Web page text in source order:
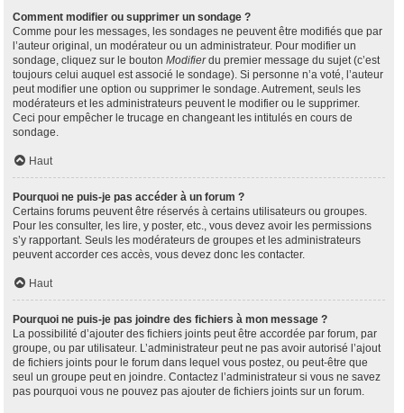
Comment modifier ou supprimer un sondage ?
Comme pour les messages, les sondages ne peuvent être modifiés que par
l’auteur original, un modérateur ou un administrateur. Pour modifier un
sondage, cliquez sur le bouton Modifierdu premier message du sujet (c’est
toujours celui auquel est associé le sondage). Si personne n’a voté, l’auteur
peut modifier une option ou supprimer le sondage. Autrement, seuls les
modérateurs et les administrateurs peuvent le modifier ou le supprimer.
Ceci pour empêcher le trucage en changeant les intitulés en cours de
sondage.
Haut
Pourquoi ne puis-je pas accéder à un forum ?
Certains forums peuvent être réservés à certains utilisateurs ou groupes.
Pour les consulter, les lire, y poster, etc., vous devez avoir les permissions
s’y rapportant. Seuls les modérateurs de groupes et les administrateurs
peuvent accorder ces accès, vous devez donc les contacter.
Haut
Pourquoi ne puis-je pas joindre des fichiers à mon message ?
La possibilité d’ajouter des fichiers joints peut être accordée par forum, par
groupe, ou par utilisateur. L’administrateur peut ne pas avoir autorisé l’ajout
de fichiers joints pour le forum dans lequel vous postez, ou peut-être que
seul un groupe peut en joindre. Contactez l’administrateur si vous ne savez
pas pourquoi vous ne pouvez pas ajouter de fichiers joints sur un forum.